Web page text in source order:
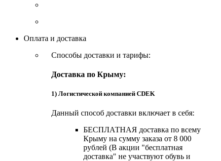
Оплата и доставка
Способы доставки и тарифы:
Доставка по Крыму:
1) Логистической компанией CDEK
Данный способ доставки включает в себя:
БЕСПЛАТНАЯ доставка по всему
Крыму на сумму заказа от 8 000
рублей (В акции "бесплатная
доставка" не участвуют обувь и